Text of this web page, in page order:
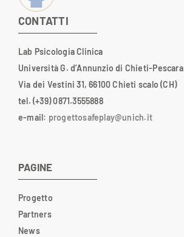
CONTATTI
Lab Psicologia Clinica
Università G. d’Annunzio di Chieti-Pescara
Via dei Vestini 31, 66100 Chieti scalo (CH)
tel. (+39) 0871.3555888
e-mail : progettosafeplay@unich.it
PAGINE
Progetto
Partners
News